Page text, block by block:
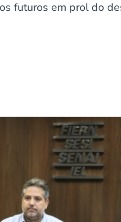
futuros em prol do